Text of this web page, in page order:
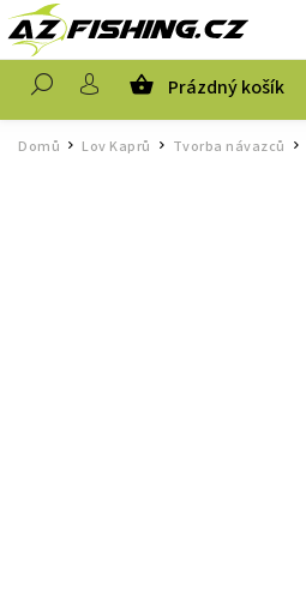
Prázdný košík
Domů / Lov Kaprů Tvorba návazců